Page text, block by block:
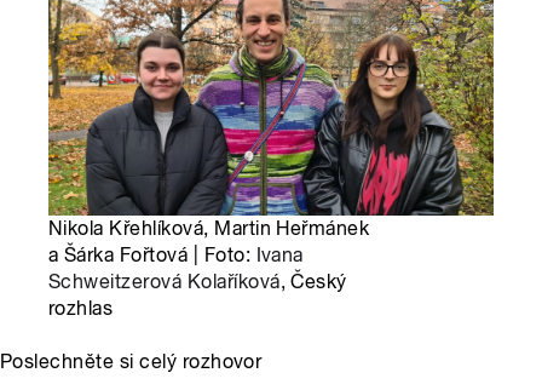
Nikola Křehlíková, Martin Heřmánek
a Šárka Fořtová | Foto: Ivana
Schweitzerová Kolaříková, Český
rozhlas
Poslechněte si celý rozhovor